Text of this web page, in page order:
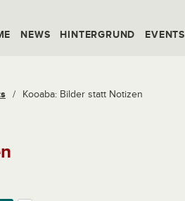
NEWS HINTERGRUND EVENTS
/ Kooaba: Bilder statt Notizen